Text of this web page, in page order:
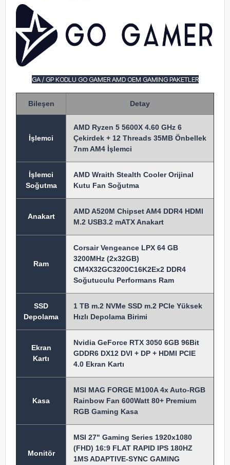
GA / GP KODLU GO GAMER AMD OEM GAMING PAKETLER
Bileşen Detay
İşlemci
AMD Ryzen 5 5600X 4.60 GHz 6
Çekirdek + 12 Threads 35MB Önbellek
7nm AM4 İşlemci
İşlemci
Soğutma
AMD Wraith Stealth Cooler Orijinal
Kutu Fan Soğutma
Anakart
AMD A520M Chipset AM4 DDR4 HDMI
M.2 USB3.2 mATX Anakart
Ram
Corsair Vengeance LPX 64 GB
3200MHz (2x32GB)
CM4X32GC3200C16K2Ex2 DDR4
Soğutuculu Performans Ram
SSD
Depolama
1 TB m.2 NVMe SSD m.2 PCIe Yüksek
Hızlı Depolama Birimi
Ekran
Kartı
Nvidia GeForce RTX 3050 6GB 96Bit
GDDR6 DX12 DVI + DP + HDMI PCIE
4.0 Ekran Kartı
Kasa
MSI MAG FORGE M100A 4x Auto-RGB
Rainbow Fan 600Watt 80+ Premium
RGB Gaming Kasa
Monitör
MSI 27" Gaming Series 1920x1080
(FHD) 16:9 FLAT RAPID IPS 180HZ
1MS ADAPTIVE-SYNC GAMING